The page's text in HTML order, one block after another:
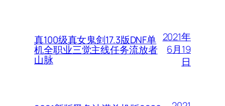
真100级真女鬼剑17.3版DNF单
机全职业三觉主线任务流放者
山脉
2021年
6月19
日